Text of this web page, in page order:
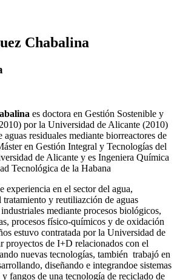
Chabalina
es doctora en Gestión Sostenible y
por la Universidad de Alicante (2010)
aguas residuales mediante biorreactores de
en Gestión Integral y Tecnologías del
de Alicante y es Ingeniera Química
Tecnológica de la Habana
experiencia en el sector del agua,
tratamiento y reutiliazción de aguas
mediante procesos biológicos,
procesos físico-químicos y de oxidación
estuvo contratada por la Universidad de
proyectos de I+D relacionados con el
nuevas tecnologías, también trabajó en
diseñando e integrandoe sistemas
y fangos de una tecnología de reciclado de